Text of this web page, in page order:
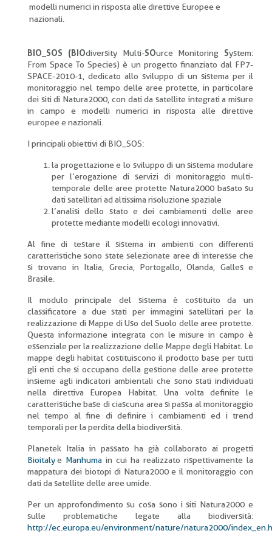
modelli numerici in risposta alle direttive Europee e
nazionali.
BIO_SOS (BIOdiversity Multi-SOurce Monitoring System:
From Space To Species) è un progetto finanziato dal FP7-
SPACE-2010-1, dedicato allo sviluppo di un sistema per il
monitoraggio nel tempo delle aree protette, in particolare
dei siti di Natura2000, con dati da satellite integrati a misure
in campo e modelli numerici in risposta alle direttive
europee e nazionali.
I principali obiettivi di BIO_SOS:
la progettazione e lo sviluppo di un sistema modulare
per l’erogazione di servizi di monitoraggio multi-
temporale delle aree protette Natura2000 basato su
dati satellitari ad altissima risoluzione spaziale
l’analisi dello stato e dei cambiamenti delle aree
protette mediante modelli ecologi innovativi.
Al fine di testare il sistema in ambienti con differenti
caratteristiche sono state selezionate aree di interesse che
si trovano in Italia, Grecia, Portogallo, Olanda, Galles e
Brasile.
Il modulo principale del sistema è costituito da un
classificatore a due stati per immagini satellitari per la
realizzazione di Mappe di Uso del Suolo delle aree protette.
Questa informazione integrata con le misure in campo è
essenziale per la realizzazione delle Mappe degli Habitat. Le
mappe degli habitat costituiscono il prodotto base per tutti
gli enti che si occupano della gestione delle aree protette
insieme agli indicatori ambientali che sono stati individuati
nella direttiva Europea Habitat. Una volta definite le
caratteristiche base di ciascuna area si passa al monitoraggio
nel tempo al fine di definire i cambiamenti ed i trend
temporali per la perdita della biodiversità.
Planetek Italia in passato ha già collaborato ai progetti
Bioitalye Manhuma in cui ha realizzato rispettivamente la
mappatura dei biotopi di Natura2000 e il monitoraggio con
dati da satellite delle aree umide.
Per un approfondimento su cosa sono i siti Natura2000 e
sulle problematiche legate alla biodiversità:
http://ec.europa.eu/environment/nature/natura2000/